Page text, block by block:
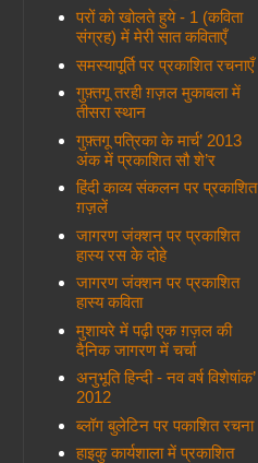
परों को खोलते हुये - 1 (कविता
संग्रह) में मेरी सात कविताएँ
समस्यापूर्ति पर प्रकाशित रचनाएँ
गुफ़्तगू तरही ग़ज़ल मुकाबला में
तीसरा स्थान
गुफ़्तगू पत्रिका के मार्च’ 2013
अंक में प्रकाशित सौ शे’र
हिंदी काव्य संकलन पर प्रकाशित
ग़ज़लें
जागरण जंक्शन पर प्रकाशित
हास्य रस के दोहे
जागरण जंक्शन पर प्रकाशित
हास्य कविता
मुशायरे में पढ़ी एक ग़ज़ल की
दैनिक जागरण में चर्चा
अनुभूति हिन्दी - नव वर्ष विशेषांक’
2012
ब्लॉग बुलेटिन पर पकाशित रचना
हाइकु कार्यशाला में प्रकाशित